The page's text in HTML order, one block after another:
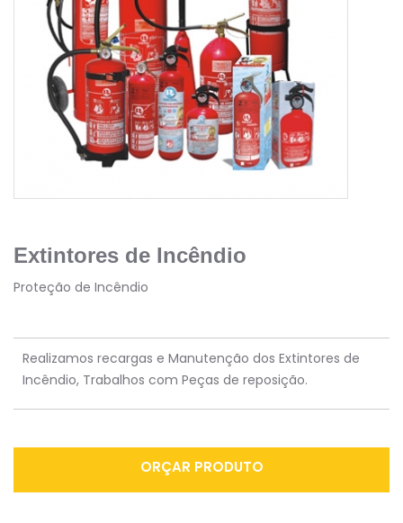
Extintores de Incêndio
Proteção de Incêndio
Realizamos recargas e Manutenção dos Extintores de
Incêndio, Trabalhos com Peças de reposição.
ORÇAR PRODUTO